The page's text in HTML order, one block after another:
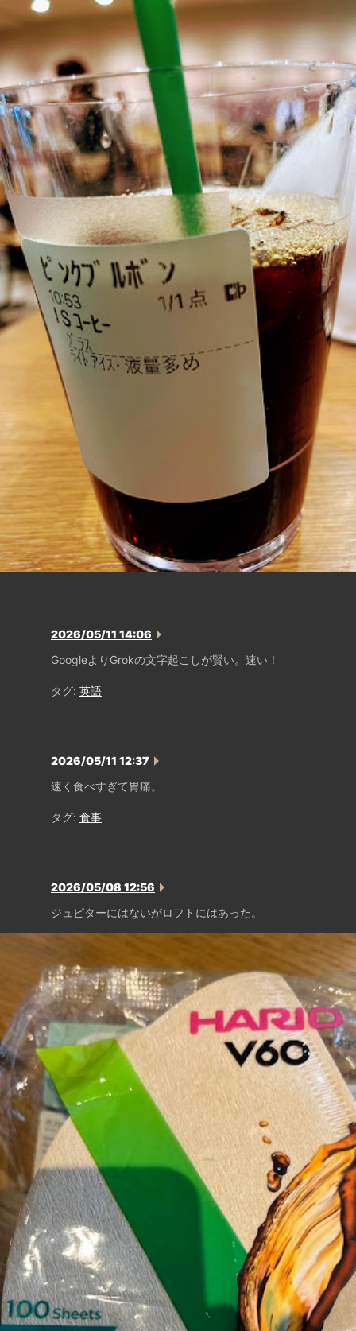
2026/05/11 14:06
GoogleよりGrokの文字起こしが賢い。速い！
タグ: 英語
2026/05/11 12:37
速く食べすぎて胃痛。
タグ: 食事
2026/05/08 12:56
ジュピターにはないがロフトにはあった。